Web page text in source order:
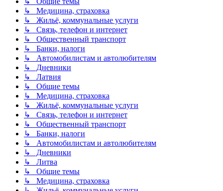
↳ Медицина, страховка
↳ Жильё, коммунальные услуги
↳ Связь, телефон и интернет
↳ Общественный транспорт
↳ Банки, налоги
↳ Автомобилистам и автолюбителям
↳ Дневники
↳ Латвия
↳ Общие темы
↳ Медицина, страховка
↳ Жильё, коммунальные услуги
↳ Связь, телефон и интернет
↳ Общественный транспорт
↳ Банки, налоги
↳ Автомобилистам и автолюбителям
↳ Дневники
↳ Литва
↳ Общие темы
↳ Медицина, страховка